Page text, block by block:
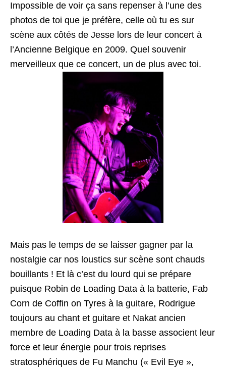
Impossible de voir ça sans repenser à l’une des
photos de toi que je préfère, celle où tu es sur
scène aux côtés de Jesse lors de leur concert à
l’Ancienne Belgique en 2009. Quel souvenir
merveilleux que ce concert, un de plus avec toi.
Mais pas le temps de se laisser gagner par la
nostalgie car nos loustics sur scène sont chauds
bouillants ! Et là c’est du lourd qui se prépare
puisque Robin de Loading Data à la batterie, Fab
Corn de Coffin on Tyres à la guitare, Rodrigue
toujours au chant et guitare et Nakat ancien
membre de Loading Data à la basse associent leur
force et leur énergie pour trois reprises
stratosphériques de Fu Manchu (« Evil Eye »,